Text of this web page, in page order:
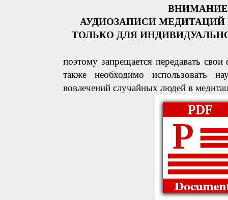
АУДИОЗАПИСИ
ТОЛЬКО ДЛЯ
поэтому запрещается передавать
также необходимо использовать
вовлечений случайных людей в